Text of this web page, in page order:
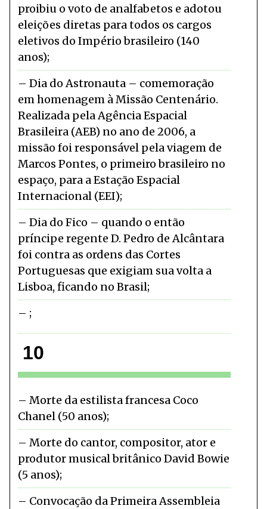
proibiu o voto de analfabetos e adotou
eleições diretas para todos os cargos
eletivos do Império brasileiro (140
anos)
Dia do Astronauta – comemoração
em homenagem à Missão Centenário.
Realizada pela Agência Espacial
Brasileira (AEB) no ano de 2006, a
missão foi responsável pela viagem de
Marcos Pontes, o primeiro brasileiro no
espaço, para a Estação Espacial
Internacional (EEI)
Dia do Fico – quando o então
príncipe regente D. Pedro de Alcântara
foi contra as ordens das Cortes
Portuguesas que exigiam sua volta a
Lisboa, ficando no Brasil
10
Morte da estilista francesa Coco
Chanel (50 anos)
Morte do cantor, compositor, ator e
produtor musical britânico David Bowie
(5 anos)
Convocação da Primeira Assembleia